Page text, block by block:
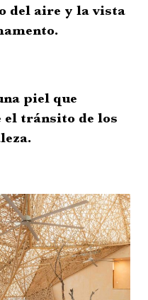
del aire y la vista
piel que
tránsito de los